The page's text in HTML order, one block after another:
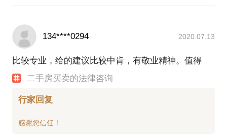
134****0294 2020.07.13
比较专业，给的建议比较中肯，有敬业精神。值得
二手房买卖的法律咨询
行家回复